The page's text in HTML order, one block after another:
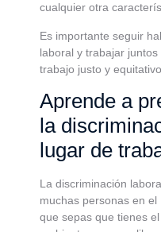
cualquier otra
Es importante seguir
laboral y trabajar
trabajo justo y
Aprende a
la
lugar de
La discriminación
muchas personas en
que sepas que tienes